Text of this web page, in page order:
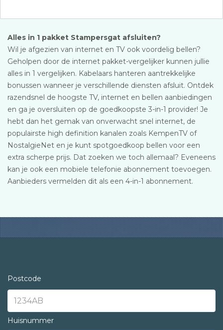
Alles in 1 pakket Stampersgat afsluiten?
Wil je afgezien van internet en TV ook voordelig bellen?
Geholpen door de internet pakket-vergelijker kunnen jullie
alles in 1 vergelijken. Kabelaars hanteren aantrekkelijke
bonussen wanneer je verschillende diensten afsluit. Ontdek
razendsnel de hoogste TV, internet en bellen aanbiedingen
en ga je oversluiten op de goedkoopste 3-in-1 provider! Je
hebt dan het gemak van onverwacht snel internet, de
populairste high definition kanalen zoals KempenTV of
NostalgieNet en je kunt spotgoedkoop bellen voor een
extra scherpe prijs. Dat zoeken we toch allemaal? Eveneens
kan je ook een mobiele telefonie abonnement toevoegen.
Aanbieders vermelden dit als een 4-in-1 abonnement.
Postcode
Huisnummer